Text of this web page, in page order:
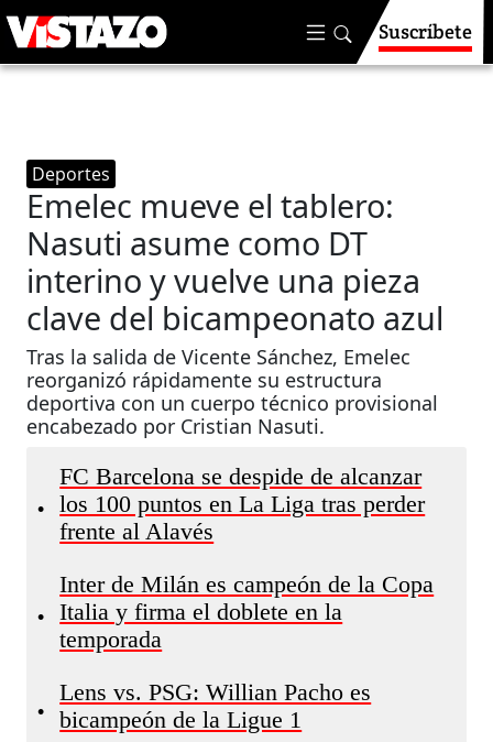
Suscríbete
Deportes
Emelec mueve el tablero:
Nasuti asume como DT
interino y vuelve una pieza
clave del bicampeonato azul
Tras la salida de Vicente Sánchez, Emelec
reorganizó rápidamente su estructura
deportiva con un cuerpo técnico provisional
encabezado por Cristian Nasuti.
•
FC Barcelona se despide de alcanzar
los 100 puntos en La Liga tras perder
frente al Alavés
•
Inter de Milán es campeón de la Copa
Italia y firma el doblete en la
temporada
•
Lens vs. PSG: Willian Pacho es
bicampeón de la Ligue 1